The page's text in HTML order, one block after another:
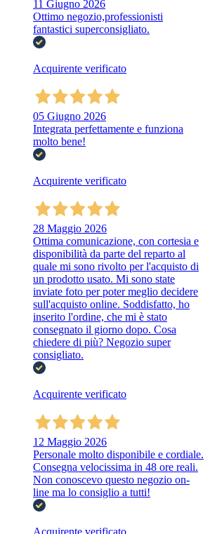
11 Giugno 2026
Ottimo negozio,professionisti
fantastici superconsigliato.
Acquirente verificato
05 Giugno 2026
Integrata perfettamente e funziona
molto bene!
Acquirente verificato
28 Maggio 2026
Ottima comunicazione, con cortesia e
disponibilità da parte del reparto al
quale mi sono rivolto per l'acquisto di
un prodotto usato. Mi sono state
inviate foto per poter meglio decidere
sull'acquisto online. Soddisfatto, ho
inserito l'ordine, che mi è stato
consegnato il giorno dopo. Cosa
chiedere di più? Negozio super
consigliato.
Acquirente verificato
12 Maggio 2026
Personale molto disponibile e cordiale.
Consegna velocissima in 48 ore reali.
Non conoscevo questo negozio on-
line ma lo consiglio a tutti!